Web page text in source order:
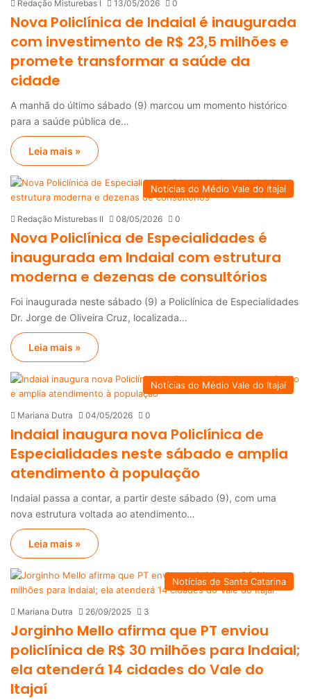
Redação Misturebas I 13/05/2026 0
Nova Policlínica de Indaial é inaugurada
com investimento de R$ 23,5 milhões e
promete transformar a saúde da
cidade
A manhã do último sábado (9) marcou um momento histórico
para a saúde pública de…
Leia mais »
Notícias do Médio Vale do Itajaí
Redação Misturebas II 08/05/2026 0
Nova Policlínica de Especialidades é
inaugurada em Indaial com estrutura
moderna e dezenas de consultórios
Foi inaugurada neste sábado (9) a Policlínica de Especialidades
Dr. Jorge de Oliveira Cruz, localizada…
Leia mais »
Notícias do Médio Vale do Itajaí
Mariana Dutra 04/05/2026 0
Indaial inaugura nova Policlínica de
Especialidades neste sábado e amplia
atendimento à população
Indaial passa a contar, a partir deste sábado (9), com uma
nova estrutura voltada ao atendimento…
Leia mais »
Notícias de Santa Catarina
Mariana Dutra 26/09/2025 3
Jorginho Mello afirma que PT enviou
policlínica de R$ 30 milhões para Indaial;
ela atenderá 14 cidades do Vale do
Itajaí